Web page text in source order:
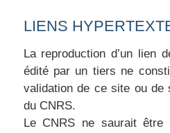
LIENS
La reproduction d’un lien
édité par un tiers ne
validation de ce site ou de
du CNRS.
Le CNRS ne saurait être